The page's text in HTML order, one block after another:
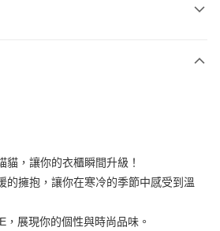
貓，讓你的衣櫃瞬間升級！
的擁抱，讓你在寒冷的季節中感受到溫
，展現你的個性與時尚品味。